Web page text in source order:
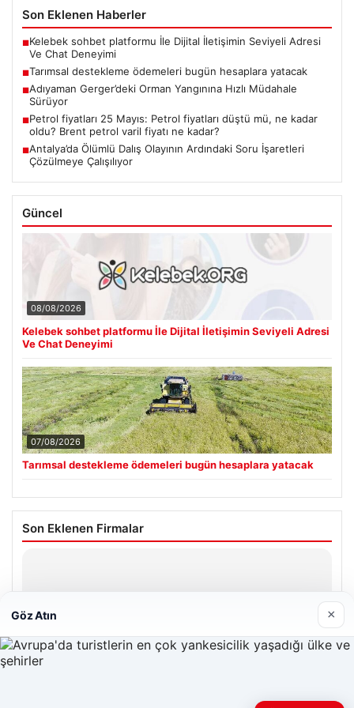
Son Eklenen Haberler
■Kelebek sohbet platformu İle Dijital İletişimin Seviyeli Adresi
Ve Chat Deneyimi
■Tarımsal destekleme ödemeleri bugün hesaplara yatacak
■Adıyaman Gerger’deki Orman Yangınına Hızlı Müdahale
Sürüyor
■Petrol fiyatları 25 Mayıs: Petrol fiyatları düştü mü, ne kadar
oldu? Brent petrol varil fiyatı ne kadar?
■Antalya’da Ölümlü Dalış Olayının Ardındaki Soru İşaretleri
Çözülmeye Çalışılıyor
Güncel
08/08/2026
Kelebek sohbet platformu İle Dijital İletişimin Seviyeli Adresi
Ve Chat Deneyimi
07/08/2026
Tarımsal destekleme ödemeleri bugün hesaplara yatacak
Son Eklenen Firmalar
Göz Atın ×